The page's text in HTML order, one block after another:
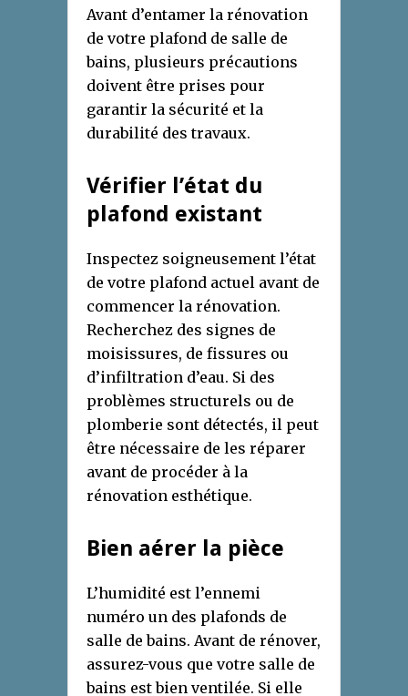
Avant d’entamer la rénovation
de votre plafond de salle de
bains, plusieurs précautions
doivent être prises pour
garantir la sécurité et la
durabilité des travaux.
Vérifier l’état du
plafond existant
Inspectez soigneusement l’état
de votre plafond actuel avant de
commencer la rénovation.
Recherchez des signes de
moisissures, de fissures ou
d’infiltration d’eau. Si des
problèmes structurels ou de
plomberie sont détectés, il peut
être nécessaire de les réparer
avant de procéder à la
rénovation esthétique.
Bien aérer la pièce
L’humidité est l’ennemi
numéro un des plafonds de
salle de bains. Avant de rénover,
assurez-vous que votre salle de
bains est bien ventilée. Si elle